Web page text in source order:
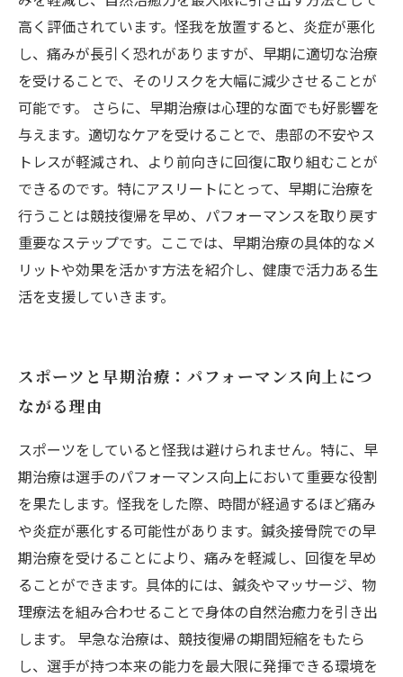
高く評価されています。怪我を放置すると、炎症が悪化
し、痛みが長引く恐れがありますが、早期に適切な治療
を受けることで、そのリスクを大幅に減少させることが
可能です。 さらに、早期治療は心理的な面でも好影響を
与えます。適切なケアを受けることで、患部の不安やス
トレスが軽減され、より前向きに回復に取り組むことが
できるのです。特にアスリートにとって、早期に治療を
行うことは競技復帰を早め、パフォーマンスを取り戻す
重要なステップです。ここでは、早期治療の具体的なメ
リットや効果を活かす方法を紹介し、健康で活力ある生
活を支援していきます。
スポーツと早期治療：パフォーマンス向上につ
ながる理由
スポーツをしていると怪我は避けられません。特に、早
期治療は選手のパフォーマンス向上において重要な役割
を果たします。怪我をした際、時間が経過するほど痛み
や炎症が悪化する可能性があります。鍼灸接骨院での早
期治療を受けることにより、痛みを軽減し、回復を早め
ることができます。具体的には、鍼灸やマッサージ、物
理療法を組み合わせることで身体の自然治癒力を引き出
します。 早急な治療は、競技復帰の期間短縮をもたら
し、選手が持つ本来の能力を最大限に発揮できる環境を